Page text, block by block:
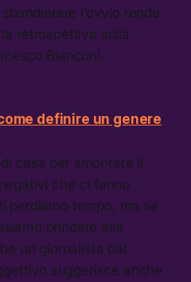
l’ovvio rende
retrospettiva sulla
Bianconi.
definire un genere
casa per smontare il
che ci fanno
perdiamo tempo, ma se
brindare alla
un giornalista dal
suggerisce anche